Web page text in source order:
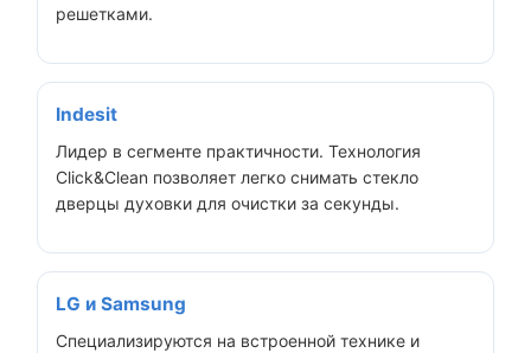
решетками.
Indesit
Лидер в сегменте практичности. Технология
Click&Clean позволяет легко снимать стекло
дверцы духовки для очистки за секунды.
LG и Samsung
Специализируются на встроенной технике и